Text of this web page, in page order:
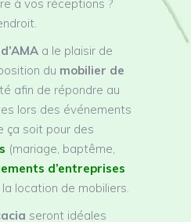
à vos réceptions ?
a le plaisir de
du mobilier de
afin de répondre au
lors des événements
ça soit pour des
(mariage, baptême,
d’entreprises
location de mobiliers.
seront idéales